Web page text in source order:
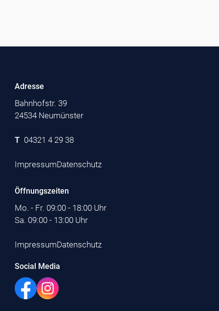
Adresse
Bahnhofstr. 39
24534 Neumünster
T 04321 4 29 38
ImpressumDatenschutz
Öffnungszeiten
Mo. - Fr. 09:00 - 18:00 Uhr
Sa. 09:00 - 13:00 Uhr
ImpressumDatenschutz
Social Media